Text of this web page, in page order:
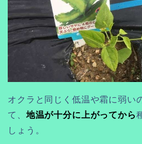
オクラと同じく低温や霜に弱い
て、 地温が十分に上がってから
しょう。